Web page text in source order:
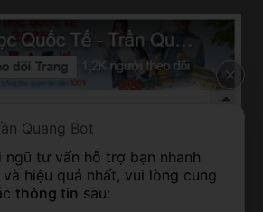
CHÍ MINH
Quang Bot
tư vấn hỗ trợ bạn nhanh
hiệu quả nhất, vui lòng cung
thông tin sau: